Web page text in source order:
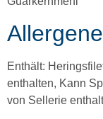
Allergene
Enthält:
enthalten, Kann
von Sellerie